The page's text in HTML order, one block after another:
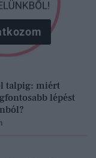
talpig: miért
lépést